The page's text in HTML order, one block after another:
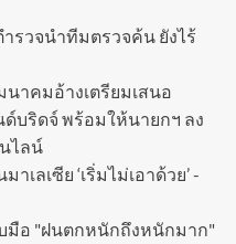
รวจนำทีมตรวจค้น ยังไร้
นาคมอ้างเตรียมเสนอ
บริดจ์ พร้อมให้นายกฯ ลง
ไลน์
ลเซีย ‘เริ่มไม่เอาด้วย’ -
มือ "ฝนตกหนักถึงหนักมาก"